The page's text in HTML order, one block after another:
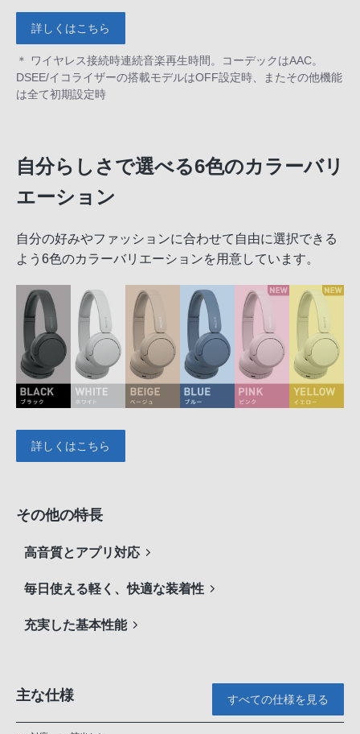
詳しくはこちら
＊ ワイヤレス接続時連続音楽再生時間。コーデックはAAC。
DSEE/イコライザーの搭載モデルはOFF設定時、またその他機能
は全て初期設定時
自分らしさで選べる6色のカラーバリ
エーション
自分の好みやファッションに合わせて自由に選択できる
よう6色のカラーバリエーションを用意しています。
詳しくはこちら
その他の特長
高音質とアプリ対応
毎日使える軽く、快適な装着性
充実した基本性能
主な仕様 すべての仕様を見る